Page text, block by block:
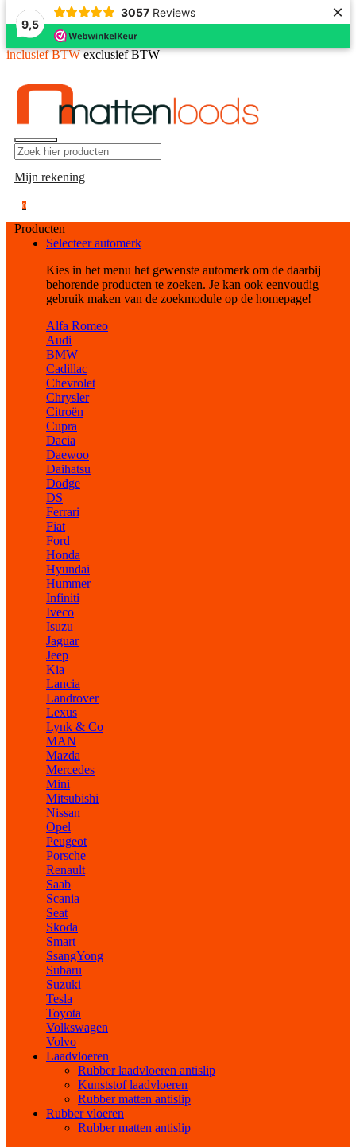
9,5
3057 Reviews ×
inclusief BTW exclusief BTW
Mijn rekening
0
Producten
Selecteer automerk
Kies in het menu het gewenste automerk om de daarbij
behorende producten te zoeken. Je kan ook eenvoudig
gebruik maken van de zoekmodule op de homepage!
Alfa Romeo
Audi
BMW
Cadillac
Chevrolet
Chrysler
Citroën
Cupra
Dacia
Daewoo
Daihatsu
Dodge
DS
Ferrari
Fiat
Ford
Honda
Hyundai
Hummer
Infiniti
Iveco
Isuzu
Jaguar
Jeep
Kia
Lancia
Landrover
Lexus
Lynk & Co
MAN
Mazda
Mercedes
Mini
Mitsubishi
Nissan
Opel
Peugeot
Porsche
Renault
Saab
Scania
Seat
Skoda
Smart
SsangYong
Subaru
Suzuki
Tesla
Toyota
Volkswagen
Volvo
Laadvloeren
Rubber laadvloeren antislip
Kunststof laadvloeren
Rubber matten antislip
Rubber vloeren
Rubber matten antislip